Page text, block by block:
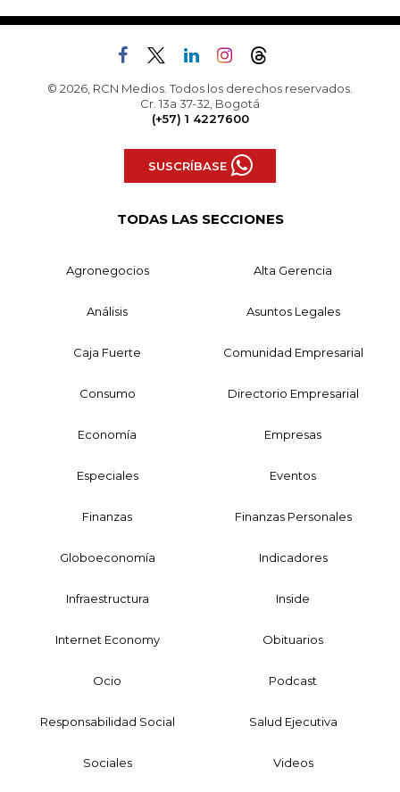
© 2026, RCN Medios. Todos los derechos reservados.
Cr. 13a 37-32, Bogotá
(+57) 1 4227600
SUSCRÍBASE
TODAS LAS SECCIONES
Agronegocios Alta Gerencia
Análisis Asuntos Legales
Caja Fuerte Comunidad Empresarial
Consumo Directorio Empresarial
Economía Empresas
Especiales Eventos
Finanzas Finanzas Personales
Globoeconomía Indicadores
Infraestructura Inside
Internet Economy Obituarios
Ocio Podcast
Responsabilidad Social Salud Ejecutiva
Sociales Videos